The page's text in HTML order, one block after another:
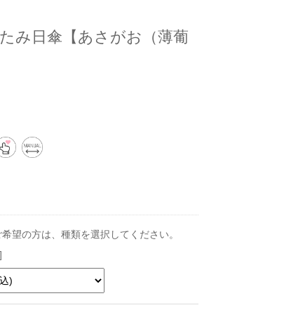
み日傘【あさがお（薄葡
望の方は、種類を選択してください。
]